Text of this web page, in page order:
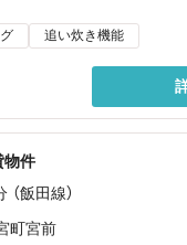
追い炊き機能
物件
（飯田線）
町宮前